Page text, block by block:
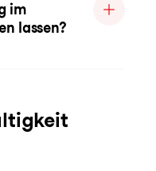
im
lassen?